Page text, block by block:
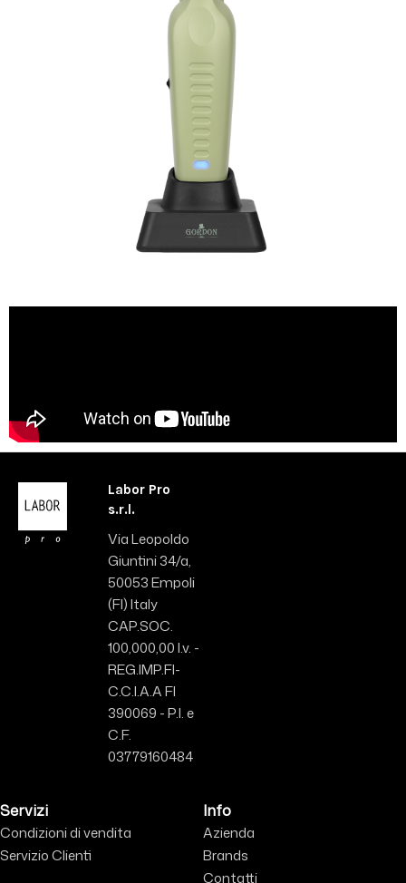
Labor Pro
s.r.l.
Via Leopoldo
Giuntini 34/a,
50053 Empoli
(FI) Italy
CAP.SOC.
100,000,00 I.v. -
REG.IMP.FI-
C.C.I.A.A FI
390069 - P.I. e
C.F.
03779160484
Info
Azienda
Brands
Contatti
Servizi
Condizioni di vendita
Servizio Clienti